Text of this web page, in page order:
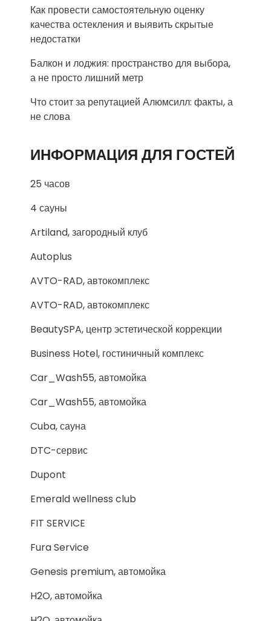
Как провести самостоятельную оценку
качества остекления и выявить скрытые
недостатки
Балкон и лоджия: пространство для выбора,
а не просто лишний метр
Что стоит за репутацией Алюмсилл: факты, а
не слова
ИНФОРМАЦИЯ ДЛЯ ГОСТЕЙ
25 часов
4 сауны
Artiland, загородный клуб
Autoplus
AVTO-RAD, автокомплекс
AVTO-RAD, автокомплекс
BeautySPA, центр эстетической коррекции
Business Hotel, гостиничный комплекс
Car_Wash55, автомойка
Car_Wash55, автомойка
Cuba, сауна
DTC-сервис
Dupont
Emerald wellness club
FIT SERVICE
Fura Service
Genesis premium, автомойка
H2O, автомойка